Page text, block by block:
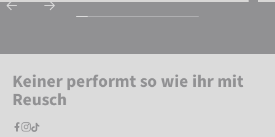
Keiner performt so wie ihr mit
Reusch